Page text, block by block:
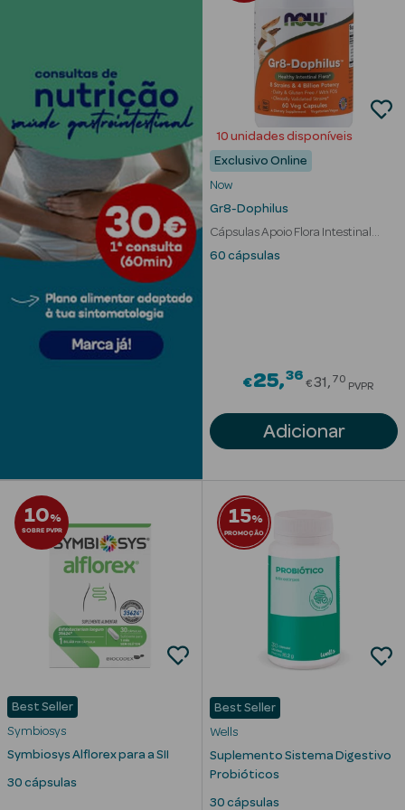
Ver Tudo
Solares
Corpo
Lábios
Solares Bebé e
Rosto e
Ver Tudo
Cosmética
Rosto
Hidratantes
Séruns Faciais
Creme de Olhos
Anti-
10 unidades disponíveis
Exclusivo Online
Now
Gr8-Dophilus
Cápsulas Apoio Flora Intestinal
Saudável
60 cápsulas
€25 36Price
€31 70
PVPR
Adicionar
10%
SOBRE PVPR
Best Seller
Symbiosys
Symbiosys Alflorex para a SII
30 cápsulas
15%
PROMOÇÃO
Best Seller
Wells
Suplemento Sistema Digestivo
Probióticos
30 cápsulas